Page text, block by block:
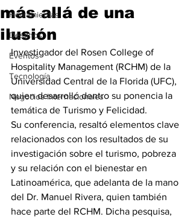
Herramientas
Destinos
Eventos
Tecnología
Negocios Internacionales
más allá de una
ilusión
Investigador del Rosen College of
Hospitality Management (RCHM) de la
Universidad Central de la Florida (UFC),
quien desarrolló dentro su ponencia la
temática de Turismo y Felicidad.
Su conferencia, resaltó elementos clave
relacionados con los resultados de su
investigación sobre el turismo, pobreza
y su relación con el bienestar en
Latinoamérica, que adelanta de la mano
del Dr. Manuel Rivera, quien también
hace parte del RCHM. Dicha pesquisa,